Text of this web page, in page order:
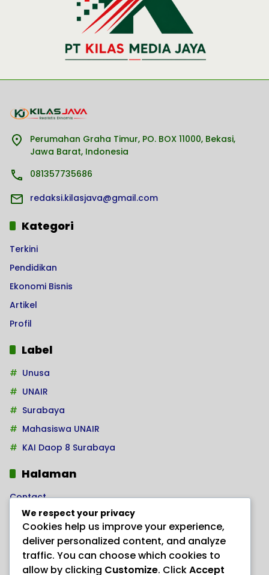
Perumahan Graha Timur, PO. BOX 11000, Bekasi,
Jawa Barat, Indonesia
081357735686
redaksi.kilasjava@gmail.com
Kategori
Terkini
Pendidikan
Ekonomi Bisnis
Artikel
Profil
Label
Unusa
UNAIR
Surabaya
Mahasiswa UNAIR
KAI Daop 8 Surabaya
Halaman
Contact
Home
Kode Etik Jurnalistik
Pedoman Hak Jawab
Pedoman Media Siber
We respect your privacy
Cookies help us improve your experience,
deliver personalized content, and analyze
traffic. You can choose which cookies to
allow by clicking Customize. ClickAccept